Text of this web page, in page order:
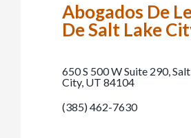
Abogados De
De Salt Lake
650 S 500 W Suite 290,
City, UT 84104
(385) 462-7630